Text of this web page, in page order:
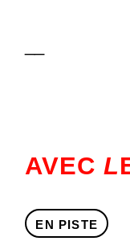
AVECL
EN PISTE